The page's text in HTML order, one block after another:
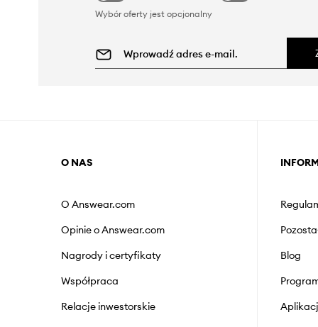
Wybór oferty jest opcjonalny
O NAS
O Answear.com
Opinie o Answear.com
Nagrody i certyfikaty
Współpraca
Relacje inwestorskie
Blog